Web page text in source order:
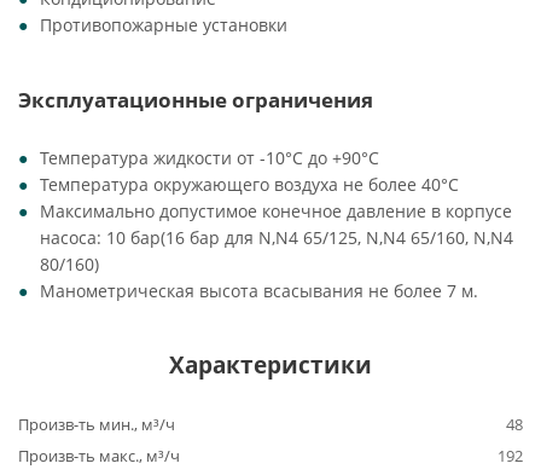
Противопожарные установки
Эксплуатационные ограничения
Температура жидкости от -10°C до +90°C
Температура окружающего воздуха не более 40°C
Максимально допустимое конечное давление в корпусе
насоса: 10 бар(16 бар для N,N4 65/125, N,N4 65/160, N,N4
80/160)
Манометрическая высота всасывания не более 7 м.
Характеристики
Произв-ть мин., м³/ч
48
Произв-ть макс., м³/ч
192